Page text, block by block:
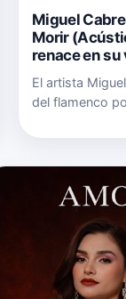
Miguel
Morir
renace en
El artista
del flamenco
una versión